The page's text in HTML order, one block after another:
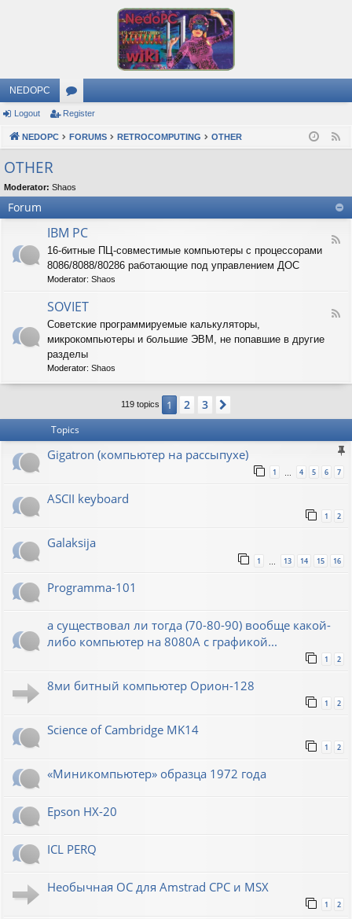
NEDOPC
or
u
s
Logout Register
NEDOPC FORUMS RETROCOMPUTING OTHER
OTHER
Moderator: Shaos
Forum
F
B
IBM PC
16-битные ПЦ-совместимые компьютеры с процессорами
8086/8088/80286 работающие под управлением ДОС
Moderator: Shaos
F
SOVIET
Советские программируемые калькуляторы,
микрокомпьютеры и большие ЭВМ, не попавшие в другие
разделы
Moderator: Shaos
119 topics 1 2 3
Topics
Gigatron (компьютер на рассыпухе)
1 … 4 5 6 7
ASCII keyboard
1 2
Galaksija
1 13 14 15 16
Programma-101
а существовал ли тогда (70-80-90) вообще какой-
либо компьютер на 8080А с графикой...
1 2
8ми битный компьютер Орион-128
1 2
Science of Cambridge MK14
1 2
«Миникомпьютер» образца 1972 года
Epson HX-20
ICL PERQ
Необычная ОС для Amstrad CPC и MSX
1 2